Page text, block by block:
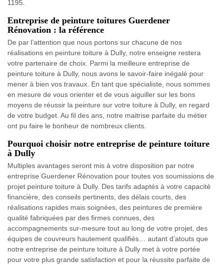
1195.
Entreprise de peinture toitures Guerdener
Rénovation : la référence
De par l’attention que nous portons sur chacune de nos
réalisations en peinture toiture à Dully, notre enseigne restera
votre partenaire de choix. Parmi la meilleure entreprise de
peinture toiture à Dully, nous avons le savoir-faire inégalé pour
mener à bien vos travaux. En tant que spécialiste, nous sommes
en mesure de vous orienter et de vous aiguiller sur les bons
moyens de réussir la peinture sur votre toiture à Dully, en regard
de votre budget. Au fil des ans, notre maitrise parfaite du métier
ont pu faire le bonheur de nombreux clients.
Pourquoi choisir notre entreprise de peinture toiture
à Dully
Multiples avantages seront mis à votre disposition par notre
entreprise Guerdener Rénovation pour toutes vos soumissions de
projet peinture toiture à Dully. Des tarifs adaptés à votre capacité
financière, des conseils pertinents, des délais courts, des
réalisations rapides mais soignées, des peintures de première
qualité fabriquées par des firmes connues, des
accompagnements sur-mesure tout au long de votre projet, des
équipes de couvreurs hautement qualifiés… autant d’atouts que
notre entreprise de peinture toiture à Dully met à votre portée
pour votre plus grande satisfaction et pour la réussite parfaite de